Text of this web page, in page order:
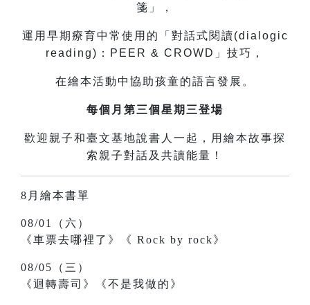
箋」，
運用早期療育中常使用的「對話式閱讀(dialogic
reading)：PEER & CROWD」技巧，
在繪本活動中協助孩童的語言發展。
每個月第三個星期三登場
歡迎親子和臺文基地說書人一起，用繪本故事探
索親子對話及共讀能量！
8月繪本書單
08/01（六）
《車票去哪裡了》《 Rock by rock》
08/05（三）
《迴轉壽司》《不是我做的》